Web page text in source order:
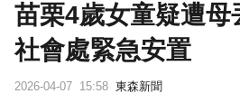
苗栗4歲女童疑遭母
社會處緊急安置
2026-04-07 15:58 東森新聞